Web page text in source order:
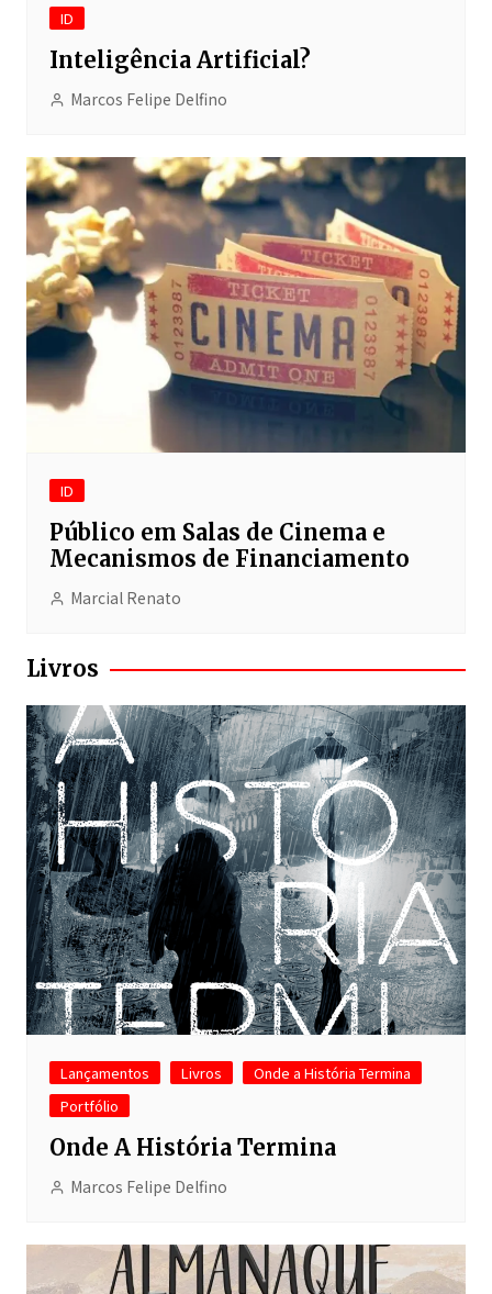
ID
Inteligência Artificial?
Marcos Felipe Delfino
ID
Público em Salas de Cinema e
Mecanismos de Financiamento
Marcial Renato
Livros
Lançamentos Livros
Onde a História Termina
Portfólio
Onde A História Termina
Marcos Felipe Delfino